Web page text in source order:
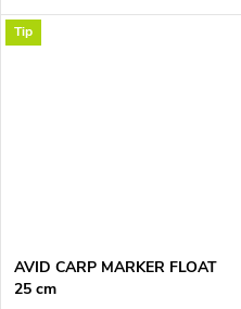
Tip
AVID CARP MARKER FLOAT
25 cm